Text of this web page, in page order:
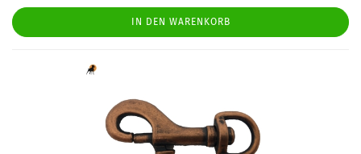
IN DEN WARENKORB